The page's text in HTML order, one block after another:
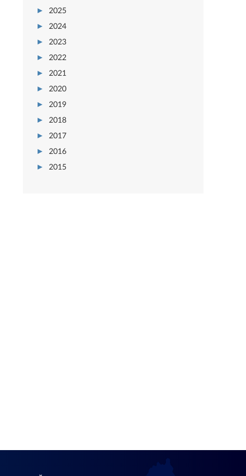
2025
2024
2023
2022
2021
2020
2019
2018
2017
2016
2015